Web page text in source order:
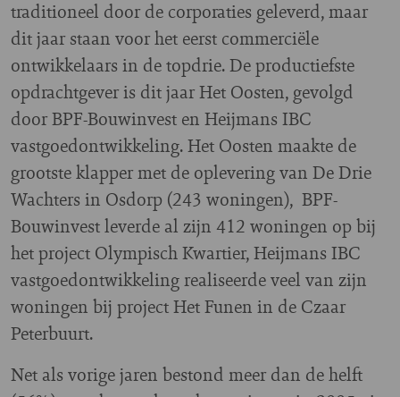
traditioneel door de corporaties geleverd, maar
dit jaar staan voor het eerst commerciële
ontwikkelaars in de topdrie. De productiefste
opdrachtgever is dit jaar Het Oosten, gevolgd
door BPF-Bouwinvest en Heijmans IBC
vastgoedontwikkeling. Het Oosten maakte de
grootste klapper met de oplevering van De Drie
Wachters in Osdorp (243 woningen), BPF-
Bouwinvest leverde al zijn 412 woningen op bij
het project Olympisch Kwartier, Heijmans IBC
vastgoedontwikkeling realiseerde veel van zijn
woningen bij project Het Funen in de Czaar
Peterbuurt.
Net als vorige jaren bestond meer dan de helft